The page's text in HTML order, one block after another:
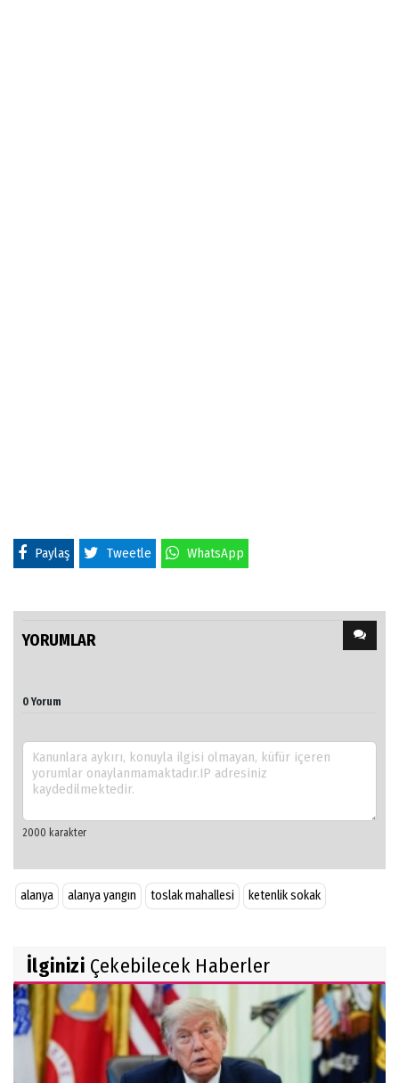
Paylaş Tweetle WhatsApp
YORUMLAR
0 Yorum
alanya alanya yangın toslak mahallesi ketenlik sokak
İlginizi Çekebilecek Haberler